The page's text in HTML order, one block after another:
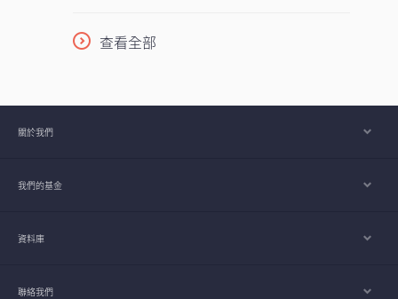
着半導體愈來愈成為一場不少人尚未準備就
緒的人工智能（AI）競賽之基石，理解此行
查看全部
關於我們
我們的基金
資料庫
聯絡我們